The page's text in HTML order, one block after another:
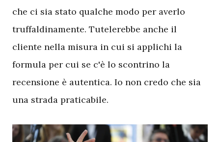
che ci sia stato qualche modo per averlo
truffaldinamente. Tutelerebbe anche il
cliente nella misura in cui si applichi la
formula per cui se c'è lo scontrino la
recensione è autentica. Io non credo che sia
una strada praticabile.